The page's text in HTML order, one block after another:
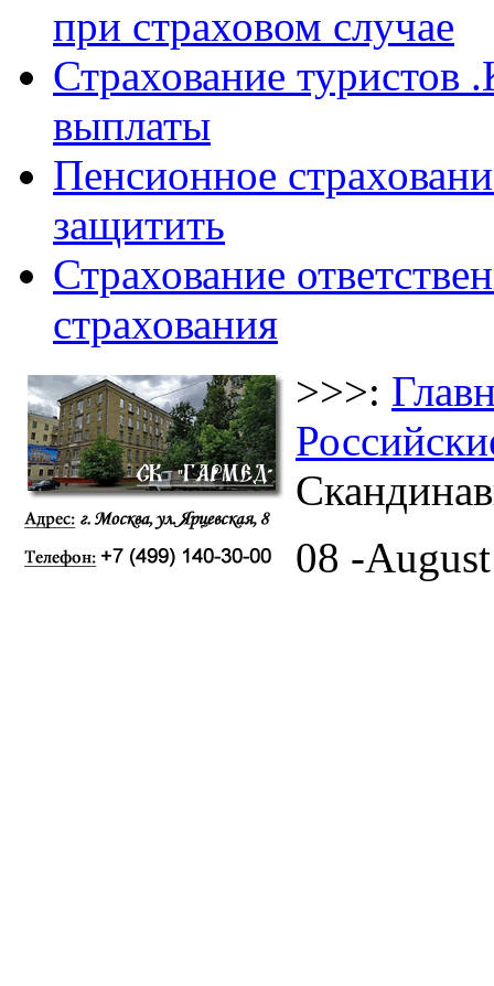
при страховом случае
Страхование туристов
выплаты
Пенсионное
защитить
Страхование
страхования
>>>:
08 -